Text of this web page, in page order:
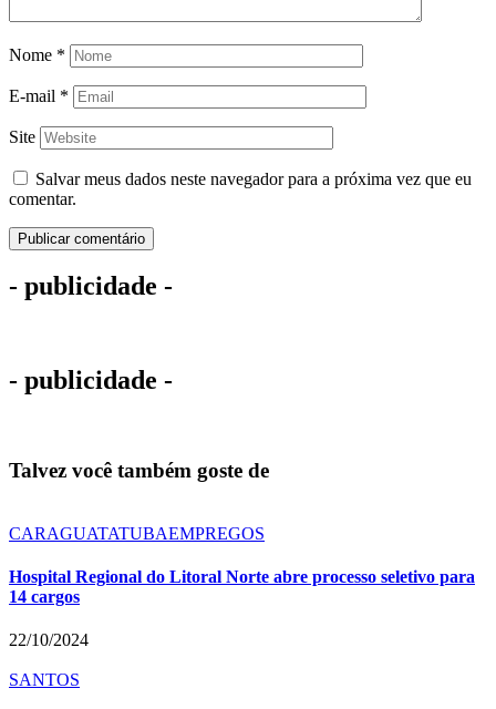
Nome *
E-mail *
Site
Salvar meus dados neste navegador para a próxima vez que eu
comentar.
- publicidade -
- publicidade -
Talvez você também goste de
CARAGUATATUBAEMPREGOS
Hospital Regional do Litoral Norte abre processo seletivo para
14 cargos
22/10/2024
SANTOS